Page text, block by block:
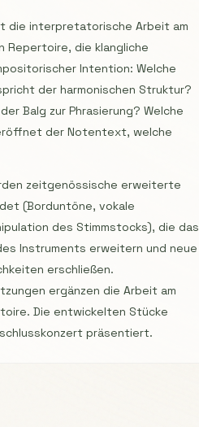
die interpretatorische Arbeit am
Repertoire, die klangliche
Intention: Welche
der harmonischen Struktur?
Balg zur Phrasierung? Welche
der Notentext, welche
zeitgenössische erweiterte
(Borduntöne, vokale
des Stimmstocks), die das
Instruments erweitern und neue
erschließen.
ergänzen die Arbeit am
Die entwickelten Stücke
präsentiert.